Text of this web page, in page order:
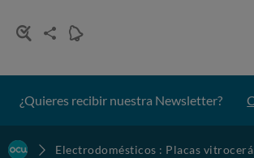
¿Quieres recibir nuestra Newsletter?
Electrodomésticos : Placas